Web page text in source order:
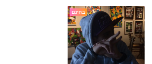
בחינם